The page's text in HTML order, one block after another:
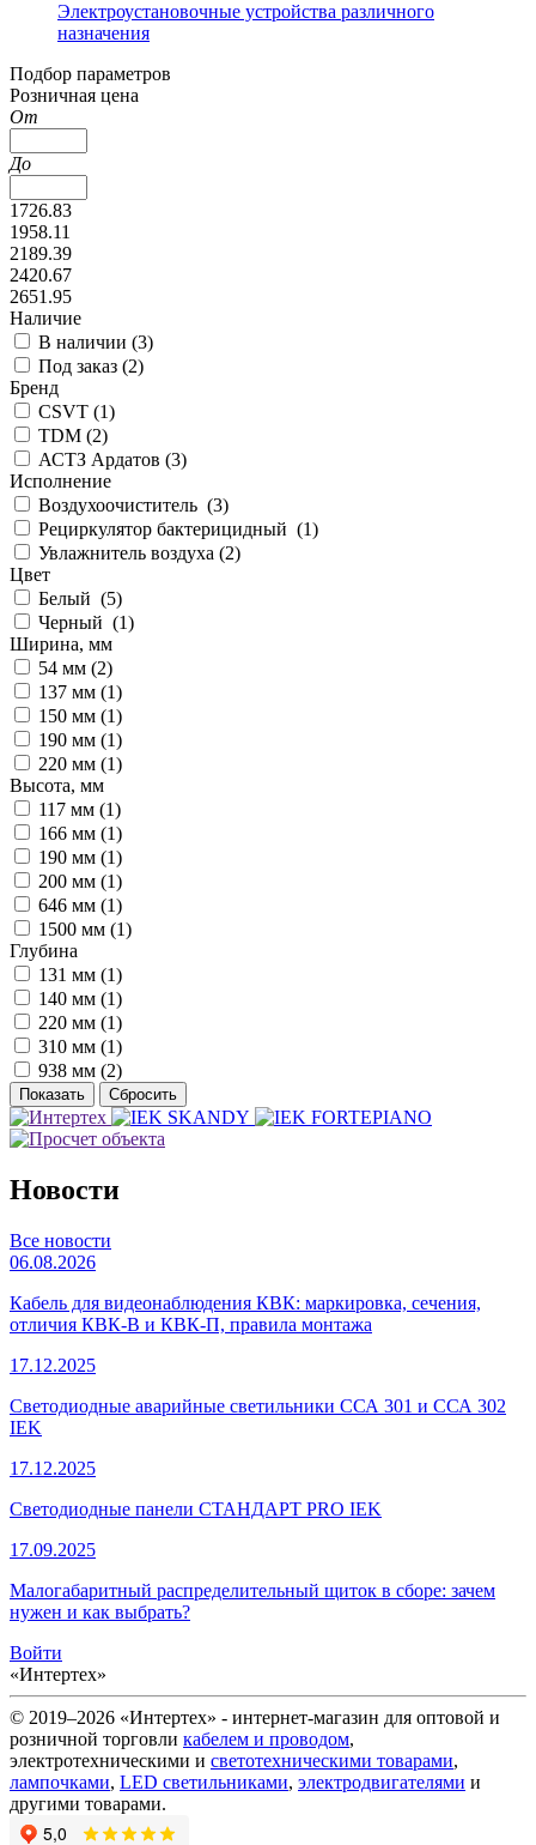
Электроустановочные устройства различного
назначения
Подбор параметров
Розничная цена
От
До
1726.83
1958.11
2189.39
2420.67
2651.95
Наличие
В наличии (3)
Под заказ (2)
Бренд
CSVT (1)
TDM (2)
АСТЗ Ардатов (3)
Исполнение
Воздухоочиститель (3)
Рециркулятор бактерицидный (1)
Увлажнитель воздуха (2)
Цвет
Белый (5)
Черный (1)
Ширина, мм
54 мм (2)
137 мм (1)
150 мм (1)
190 мм (1)
220 мм (1)
Высота, мм
117 мм (1)
166 мм (1)
190 мм (1)
200 мм (1)
646 мм (1)
1500 мм (1)
Глубина
131 мм (1)
140 мм (1)
220 мм (1)
310 мм (1)
938 мм (2)
Новости
Все новости
06.08.2026
Кабель для видеонаблюдения КВК: маркировка, сечения,
отличия КВК-В и КВК-П, правила монтажа
17.12.2025
Светодиодные аварийные светильники ССА 301 и ССА 302
IEK
17.12.2025
Светодиодные панели СТАНДАРТ PRO IEK
17.09.2025
Малогабаритный распределительный щиток в сборе: зачем
нужен и как выбрать?
Войти
«Интертех»
© 2019–2026 «Интертех» - интернет-магазин для оптовой и
розничной торговли кабелем и проводом,
электротехническими и светотехническими товарами,
лампочками, LED светильниками, электродвигателями и
другими товарами.